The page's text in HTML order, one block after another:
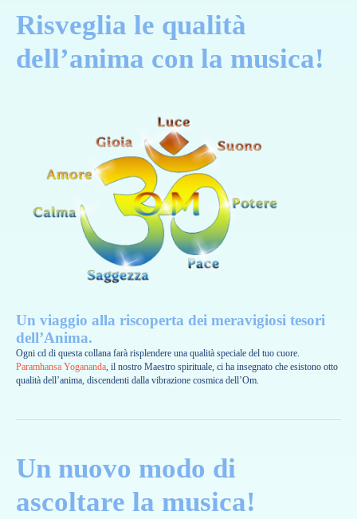
Risveglia le qualità
dell’anima con la musica!
Un viaggio alla riscoperta dei meravigiosi tesori
dell’Anima.
Ogni cd di questa collana farà risplendere una qualità speciale del tuo cuore.
Paramhansa Yogananda, il nostro Maestro spirituale, ci ha insegnato che esistono otto
qualità dell’anima, discendenti dalla vibrazione cosmica dell’Om.
Un nuovo modo di
ascoltare la musica!